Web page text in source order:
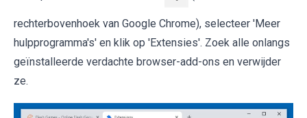
rechterbovenhoek van Google Chrome), selecteer 'Meer
hulpprogramma's' en klik op 'Extensies'. Zoek alle onlangs
geïnstalleerde verdachte browser-add-ons en verwijder
ze.